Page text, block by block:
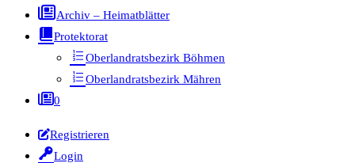
Archiv – Heimatblätter
Protektorat
Oberlandratsbezirk Böhmen
Oberlandratsbezirk Mähren
0
Registrieren
Login